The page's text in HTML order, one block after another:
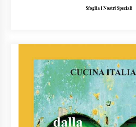
Sfoglia i Nostri Speciali